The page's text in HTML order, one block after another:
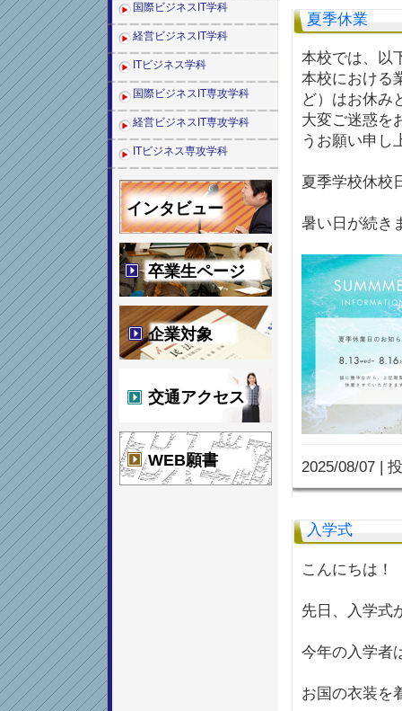
夏季休業
本校では、以
本校における
ど）はお休み
大変ご迷惑を
うお願い申し
夏季学校休校
暑い日が続き
2025/08/07 |
入学式
こんにちは！
先日、入学式
今年の入学者
お国の衣装を
国際ビジネスIT学科
経営ビジネスIT学科
ITビジネス学科
国際ビジネスIT専攻学科
経営ビジネスIT専攻学科
ITビジネス専攻学科
インタビュー
卒業生ページ
企業対象
交通アクセス
WEB願書